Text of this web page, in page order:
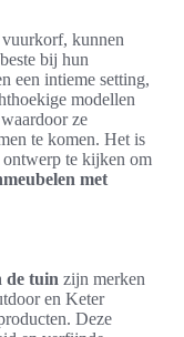
kunnen
bij hun
een intieme setting,
modellen
ze
te komen. Het is
ontwerp te kijken om
met
de tuin zijn merken
en Keter
Deze